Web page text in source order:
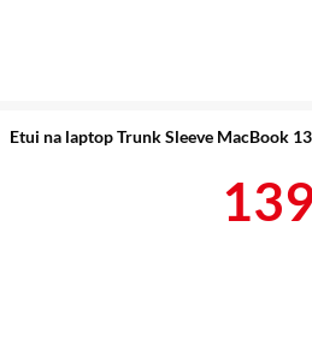
Etui na laptop Trunk Sleeve MacBook